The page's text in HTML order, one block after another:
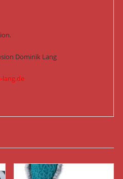
Dominik Lang